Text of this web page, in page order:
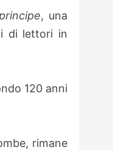
, una
di lettori in
120 anni
rimane